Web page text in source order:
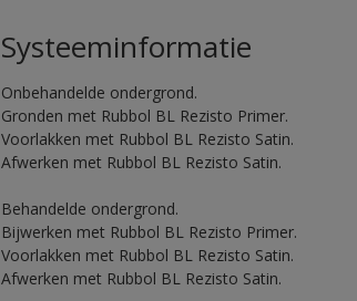
Systeeminformatie
Onbehandelde ondergrond.
Gronden met Rubbol BL Rezisto Primer.
Voorlakken met Rubbol BL Rezisto Satin.
Afwerken met Rubbol BL Rezisto Satin.
Behandelde ondergrond.
Bijwerken met Rubbol BL Rezisto Primer.
Voorlakken met Rubbol BL Rezisto Satin.
Afwerken met Rubbol BL Rezisto Satin.